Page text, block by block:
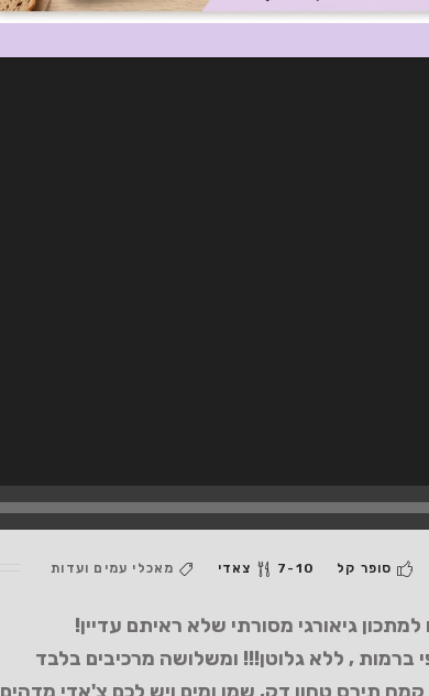
סופר קל 7-10 צאדי מאכלי עמים ועדות
למתכון גיאורגי מסורתי שלא ראיתם עדיין!
ברמות , ללא גלוטן!!! ומשלושה מרכיבים בלבד
תירס טחון דק, שמן ומים ויש לכם צ'אדי מדהים